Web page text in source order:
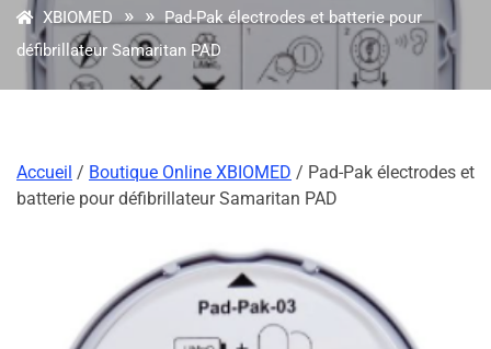
XBIOMED» »Pad-Pak électrodes et batterie pour
défibrillateur Samaritan PAD
Accueil / Boutique Online XBIOMED / Pad-Pak électrodes et
batterie pour défibrillateur Samaritan PAD